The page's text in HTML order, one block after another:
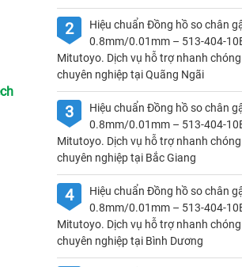
2
Hiệu chuẩn Đồng hồ so chân
0.8mm/0.01mm – 513-404-
Mitutoyo. Dịch vụ hỗ trợ nhanh chóng
chuyên nghiệp tại Quãng Ngãi
3
Hiệu chuẩn Đồng hồ so chân
0.8mm/0.01mm – 513-404-
Mitutoyo. Dịch vụ hỗ trợ nhanh chóng
chuyên nghiệp tại Bắc Giang
4
Hiệu chuẩn Đồng hồ so chân
0.8mm/0.01mm – 513-404-
Mitutoyo. Dịch vụ hỗ trợ nhanh chóng
chuyên nghiệp tại Bình Dương